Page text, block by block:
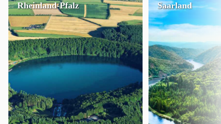
Rheinland-Pfalz Saarland